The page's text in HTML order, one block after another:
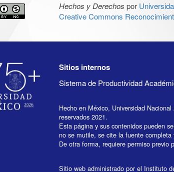
Hechos y Derechos por
Creative Commons
Sitios internos
Sistema de Productividad
Hecho en México, Universidad
reservados 2021.
Esta página y sus contenidos pueden
no se mutile, se cite la fuente completa
De otra forma, requiere permiso previo
Sitio web administrado por el Instituto